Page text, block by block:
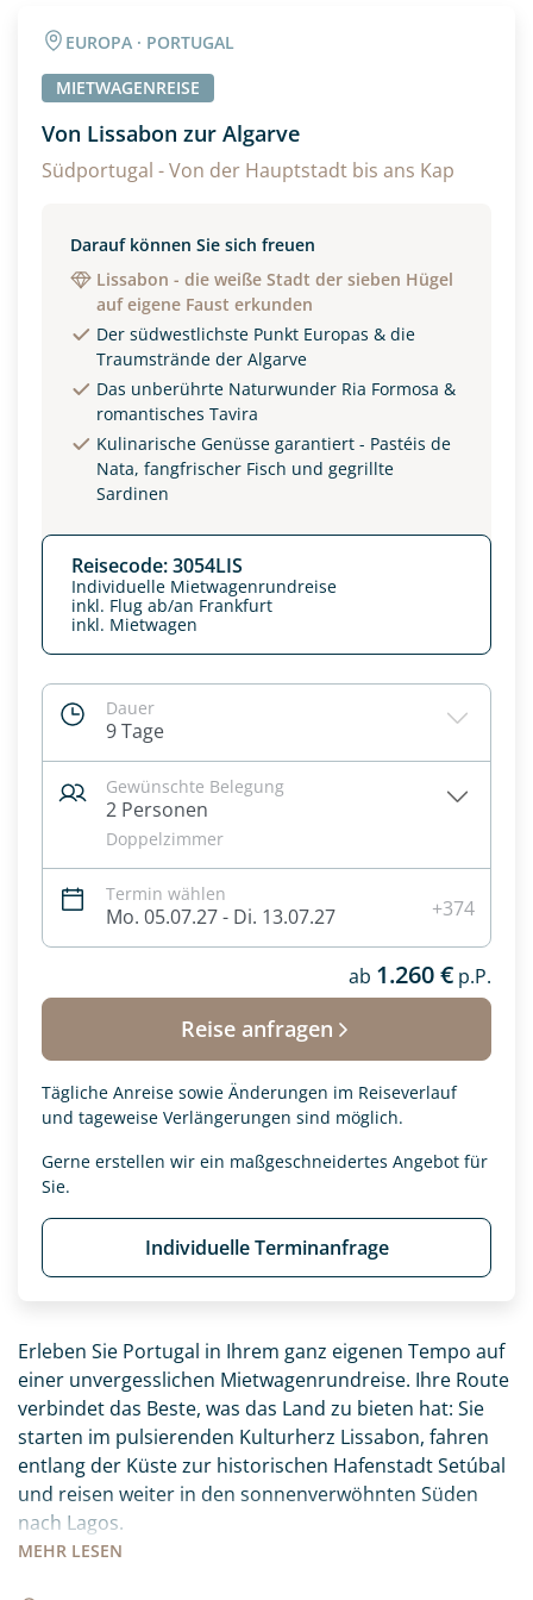
EUROPA · PORTUGAL
MIETWAGENREISE
Von Lissabon zur Algarve
Südportugal - Von der Hauptstadt bis ans Kap
Darauf können Sie sich freuen
Lissabon - die weiße Stadt der sieben Hügel
auf eigene Faust erkunden
Der südwestlichste Punkt Europas & die
Traumstrände der Algarve
Das unberührte Naturwunder Ria Formosa &
romantisches Tavira
Kulinarische Genüsse garantiert - Pastéis de
Nata, fangfrischer Fisch und gegrillte
Sardinen
Reisecode: 3054LIS
Individuelle Mietwagenrundreise
inkl. Flug ab/an Frankfurt
inkl. Mietwagen
Dauer
9 Tage
Gewünschte Belegung
2 Personen
Doppelzimmer
Termin wählen
Mo. 05.07.27 - Di. 13.07.27 +374
ab 1.260 € p.P.
Reise anfragen
Tägliche Anreise sowie Änderungen im Reiseverlauf
und tageweise Verlängerungen sind möglich.
Gerne erstellen wir ein maßgeschneidertes Angebot für
Sie.
Individuelle Terminanfrage
MEHR LESEN
Erleben Sie Portugal in Ihrem ganz eigenen Tempo auf
einer unvergesslichen Mietwagenrundreise. Ihre Route
verbindet das Beste, was das Land zu bieten hat: Sie
starten im pulsierenden Kulturherz Lissabon, fahren
entlang der Küste zur historischen Hafenstadt Setúbal
und reisen weiter in den sonnenverwöhnten Süden
nach Lagos.
Alter
Unterkunft
EZ Familienzimmer
Reisebeginn
Datenschutz & Transparenz ist uns sehr wichtig!
Die Anfrage wird via SSL verschlüsselt an unseren Server
geschickt. Mit Absenden des Formulars, erklären Sie, dass
Widerrufhinweisezur
Kenntnis genommen und akzeptiert haben.